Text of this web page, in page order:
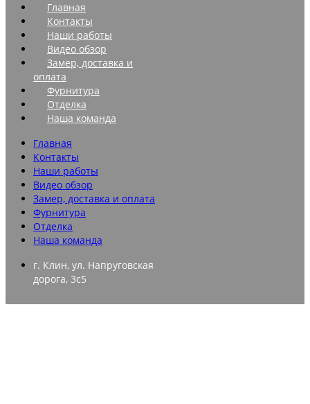
Главная
Контакты
Наши работы
Видео обзор
Замер, доставка и
оплата
Фурнитура
Отделка
Наша команда
Главная
Контакты
Наши работы
Видео обзор
Замер, доставка и оплата
Фурнитура
Отделка
Наша команда
г. Клин, ул. Напруговская
дорога, 3с5